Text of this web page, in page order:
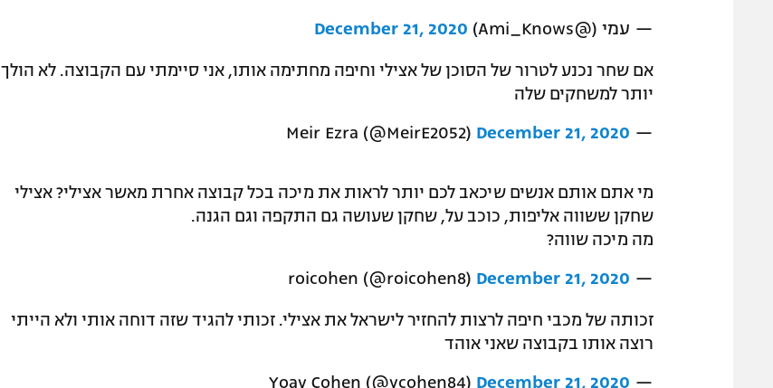
— עמי (@Ami_Knows) December 21, 2020
אם שחר נכנע לטרור של הסוכן של אצילי וחיפה מחתימה אותו, אני סיימתי עם הקבוצה. לא הולך
יותר למשחקים שלה
— Meir Ezra (@MeirE2052)
December 21, 2020
מי אתם אותם אנשים שיכאב לכם יותר לראות את מיכה בכל קבוצה אחרת מאשר אצילי? אצילי
שחקן ששווה אליפות, כוכב על, שחקן שעושה גם התקפה וגם הגנה.
מה מיכה שווה?
— roicohen (@roicohen8)
December 21, 2020
זכותה של מכבי חיפה לרצות להחזיר לישראל את אצילי. זכותי להגיד שזה דוחה אותי ולא הייתי
רוצה אותו בקבוצה שאני אוהד
— Yoav Cohen (@ycohen84)
December 21, 2020